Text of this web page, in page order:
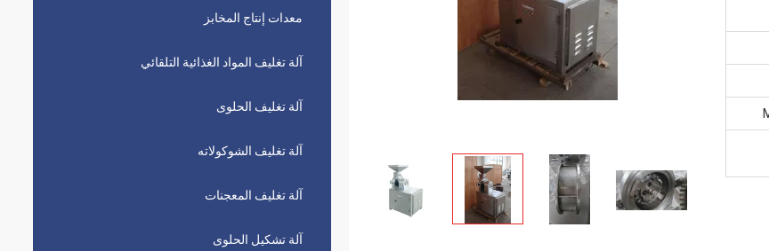
معدات إنتاج المخابز
آلة تغليف المواد الغذائية التلقائي
آلة تغليف الحلوى
آلة تغليف الشوكولاته
آلة تغليف المعجنات
آلة تشكيل الحلوى